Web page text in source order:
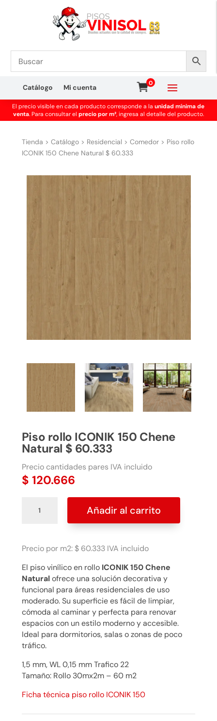
Catálogo Mi cuenta
0
El precio visible en cada producto corresponde a launidad mínima de
venta. Para consultar el precio por m², ingresa al detalle del producto.
Tienda > Catálogo> Residencial > Comedor> Piso rollo
ICONIK 150 Chene Natural $ 60.333
Piso rollo ICONIK 150 Chene
Natural $ 60.333
Precio cantidades pares IVA incluido
$ 120.666
Chene
$
60.333
cantidad
Añadir al carrito
Precio por m2: $ 60.333 IVA incluido
El piso vinílico en rollo ICONIK 150 Chene
Naturalofrece una solución decorativa y
funcional para áreas residenciales de uso
moderado. Su superficie es fácil de limpiar,
cómoda al caminar y perfecta para renovar
espacios con un estilo moderno y accesible.
Ideal para dormitorios, salas o zonas de poco
tráfico.
1,5 mm, WL 0,15 mm Trafico 22
Tamaño: Rollo 30mx2m – 60 m2
Ficha técnica piso rollo ICONIK 150